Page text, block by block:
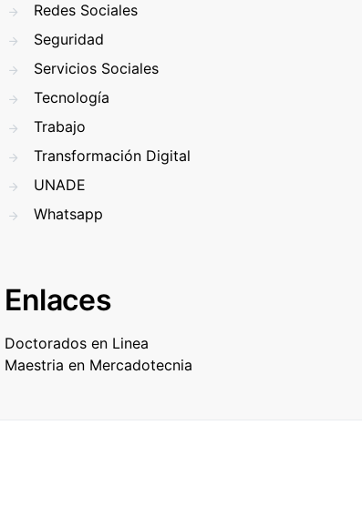
Redes Sociales
Seguridad
Servicios Sociales
Tecnología
Trabajo
Transformación Digital
UNADE
Whatsapp
Enlaces
Doctorados en Linea
Maestria en Mercadotecnia